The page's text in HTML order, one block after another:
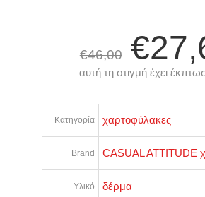
€46,00
αυτή τη στιγμή έχει
Κατηγορία χαρτοφύλακες
Brand CASUAL ATTITUDE
Υλικό δέρμα